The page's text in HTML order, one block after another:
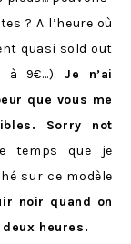
? A l’heure où
quasi sold out
à 9€…). Je n’ai
que vous me
Sorry not
temps que je
sur ce modèle
noir quand on
heures.